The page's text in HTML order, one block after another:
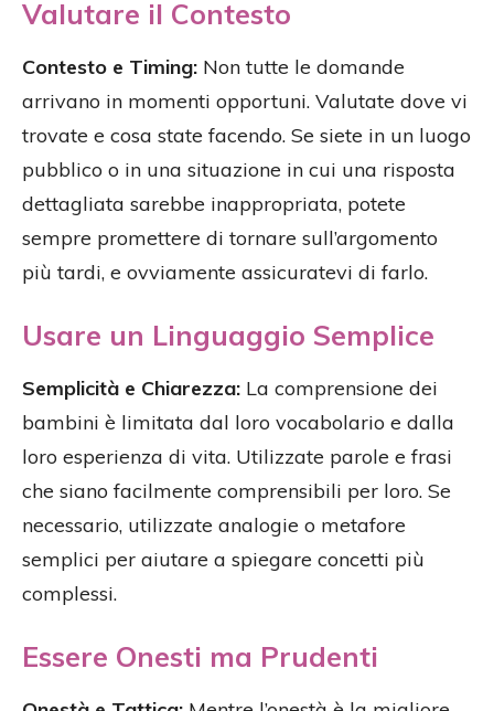
Valutare il Contesto
Contesto e Timing: Non tutte le domande
arrivano in momenti opportuni. Valutate dove vi
trovate e cosa state facendo. Se siete in un luogo
pubblico o in una situazione in cui una risposta
dettagliata sarebbe inappropriata, potete
sempre promettere di tornare sull’argomento
più tardi, e ovviamente assicuratevi di farlo.
Usare un Linguaggio Semplice
Semplicità e Chiarezza: La comprensione dei
bambini è limitata dal loro vocabolario e dalla
loro esperienza di vita. Utilizzate parole e frasi
che siano facilmente comprensibili per loro. Se
necessario, utilizzate analogie o metafore
semplici per aiutare a spiegare concetti più
complessi.
Essere Onesti ma Prudenti